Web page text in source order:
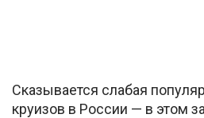
Сказывается слабая
круизов в России — в этом